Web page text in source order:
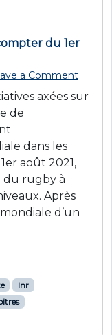
du 1er
a Comment
axées sur
de
dans les
août 2021,
du rugby à
Après
d’un
lnr